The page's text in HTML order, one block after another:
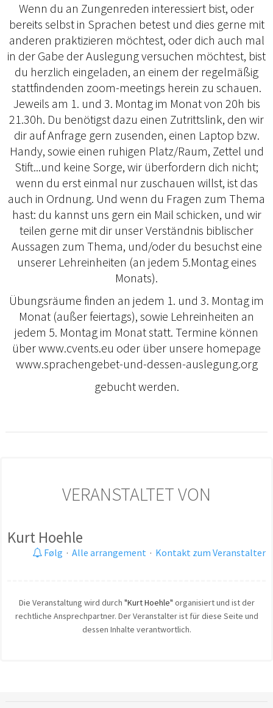
Wenn du an Zungenreden interessiert bist, oder
bereits selbst in Sprachen betest und dies gerne mit
anderen praktizieren möchtest, oder dich auch mal
in der Gabe der Auslegung versuchen möchtest, bist
du herzlich eingeladen, an einem der regelmäßig
stattfindenden zoom-meetings herein zu schauen.
Jeweils am 1. und 3. Montag im Monat von 20h bis
21.30h. Du benötigst dazu einen Zutrittslink, den wir
dir auf Anfrage gern zusenden, einen Laptop bzw.
Handy, sowie einen ruhigen Platz/Raum, Zettel und
Stift...und keine Sorge, wir überfordern dich nicht;
wenn du erst einmal nur zuschauen willst, ist das
auch in Ordnung. Und wenn du Fragen zum Thema
hast: du kannst uns gern ein Mail schicken, und wir
teilen gerne mit dir unser Verständnis biblischer
Aussagen zum Thema, und/oder du besuchst eine
unserer Lehreinheiten (an jedem 5.Montag eines
Monats).
Übungsräume finden an jedem 1. und 3. Montag im
Monat (außer feiertags), sowie Lehreinheiten an
jedem 5. Montag im Monat statt. Termine können
über www.cvents.eu oder über unsere homepage
www.sprachengebet-und-dessen-auslegung.org
gebucht werden.
VERANSTALTET VON
Kurt Hoehle
Følg · Alle arrangement · Kontakt zum Veranstalter
Die Veranstaltung wird durch "Kurt Hoehle" organisiert und ist der
rechtliche Ansprechpartner. Der Veranstalter ist für diese Seite und
dessen Inhalte verantwortlich.